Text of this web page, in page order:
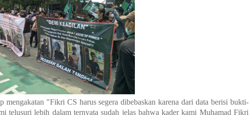
mengakatan "Fikri CS harus segera dibebaskan karena dari data berisi bukti-
telusuri lebih dalam ternyata sudah jelas bahwa kader kami Muhamad Fikri